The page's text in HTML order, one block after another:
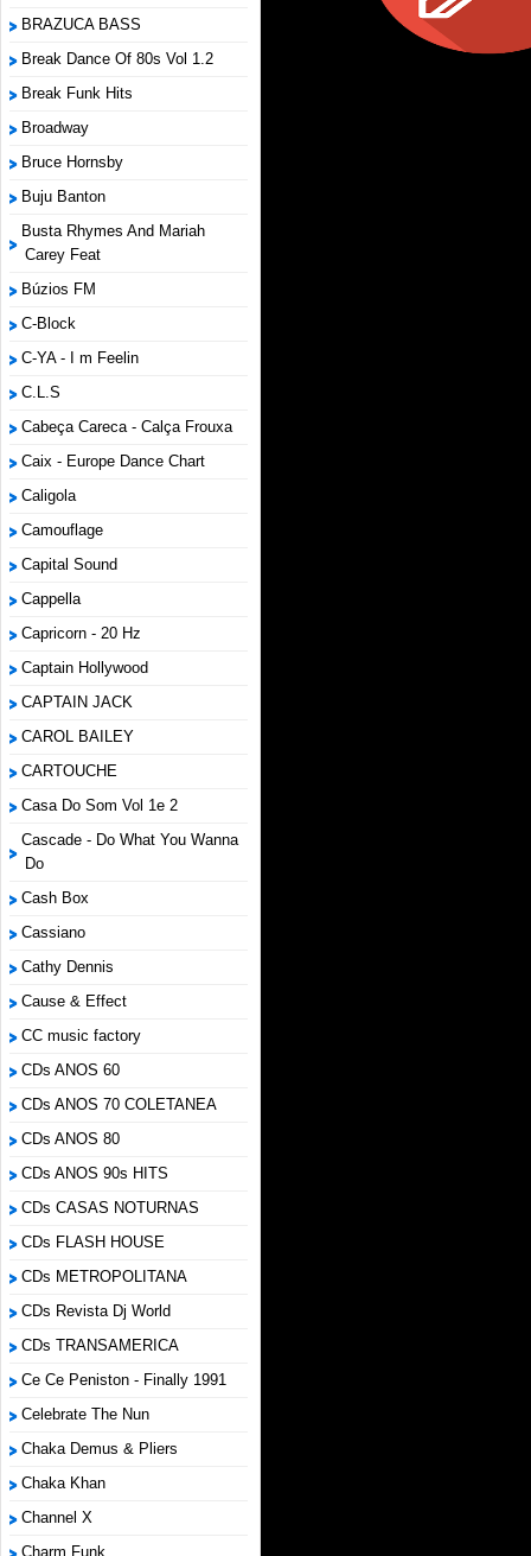
BRAZUCA BASS
Break Dance Of 80s Vol 1.2
Break Funk Hits
Broadway
Bruce Hornsby
Buju Banton
Busta Rhymes And Mariah
Carey Feat
Búzios FM
C-Block
C-YA - I m Feelin
C.L.S
Cabeça Careca - Calça Frouxa
Caix - Europe Dance Chart
Caligola
Camouflage
Capital Sound
Cappella
Capricorn - 20 Hz
Captain Hollywood
CAPTAIN JACK
CAROL BAILEY
CARTOUCHE
Casa Do Som Vol 1e 2
Cascade - Do What You Wanna
Do
Cash Box
Cassiano
Cathy Dennis
Cause & Effect
CC music factory
CDs ANOS 60
CDs ANOS 70 COLETANEA
CDs ANOS 80
CDs ANOS 90s HITS
CDs CASAS NOTURNAS
CDs FLASH HOUSE
CDs METROPOLITANA
CDs Revista Dj World
CDs TRANSAMERICA
Ce Ce Peniston - Finally 1991
Celebrate The Nun
Chaka Demus & Pliers
Chaka Khan
Channel X
Charm Funk